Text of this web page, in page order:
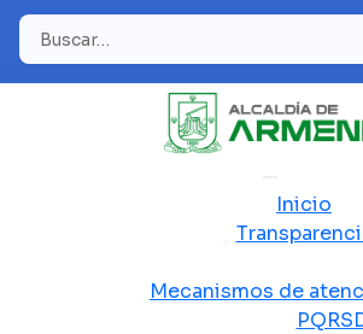
Buscar
Inicio
Mecanismos de